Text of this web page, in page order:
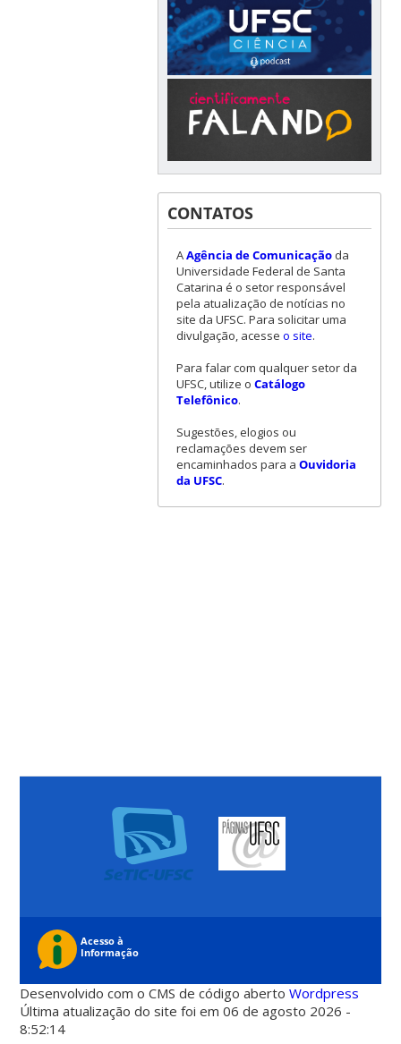
CONTATOS
AAgência de Comunicaçãoda
Universidade Federal de Santa
Catarina é o setor responsável
pela atualização de notícias no
site da UFSC. Para solicitar uma
divulgação, acesse o site.
Para falar com qualquer setor da
UFSC, utilize o Catálogo
Telefônico.
Sugestões, elogios ou
reclamações devem ser
encaminhados para a Ouvidoria
da UFSC.
Desenvolvido com o CMS de código abertoWordpress
Última atualização do site foi em 06 de agosto 2026 -
8:52:14